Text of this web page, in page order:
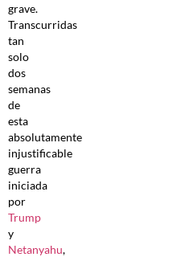
grave.
Transcurridas
tan
solo
dos
semanas
de
esta
absolutamente
injustificable
guerra
iniciada
por
Trump
y
Netanyahu,